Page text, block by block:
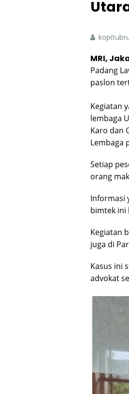
MRI,
Padang
paslon
Kegiatan
lembaga
Karo dan
Lembaga
Setiap
orang
Informasi
bimtek ini
Kegiatan
juga di
Kasus ini
advokat